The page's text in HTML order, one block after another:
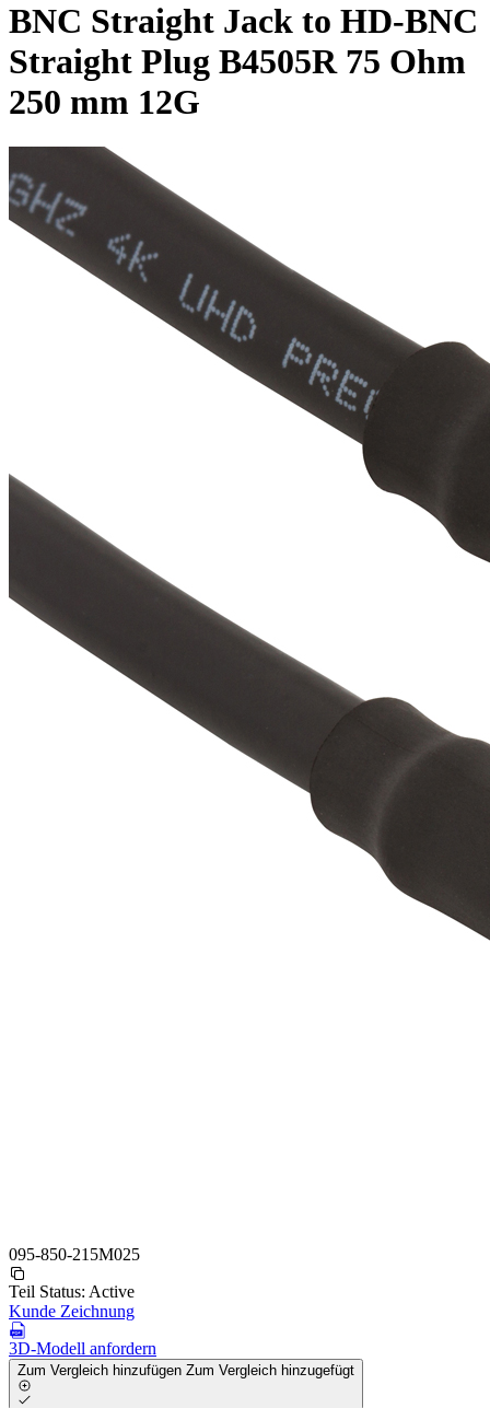
BNC Straight Jack to HD-BNC
Straight Plug B4505R 75 Ohm
250 mm 12G
095-850-215M025
Teil Status: Active
Kunde Zeichnung
3D-Modell anfordern
Zum Vergleich hinzufügen Zum Vergleich hinzugefügt